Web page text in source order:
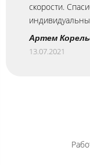
скорости.
Артем
13.07.2021